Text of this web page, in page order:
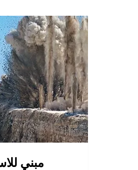
مبني